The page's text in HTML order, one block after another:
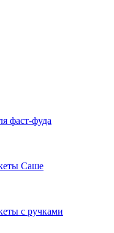
фаст-фуда
Саше
с ручками